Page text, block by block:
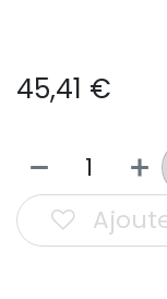
45,41 €